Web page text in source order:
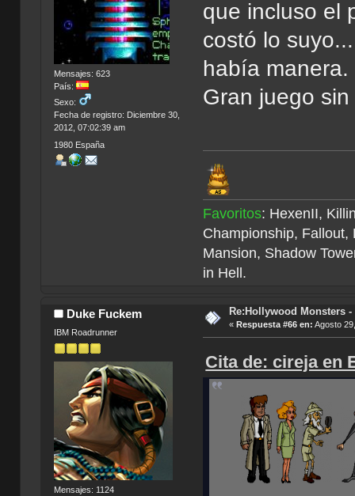
Mensajes: 623
País:
Sexo:
Fecha de registro: Diciembre 30,
2012, 07:02:39 am
1980 España
que incluso el
costó lo
había
Gran juego
Favoritos: HexenII,
Championship,
Mansion, Shadow
in Hell.
Duke Fuckem
IBM Roadrunner
Mensajes: 1124
Re:Hollywood Monsters
« Respuesta #66 en: Agosto
Cita de: cireja en